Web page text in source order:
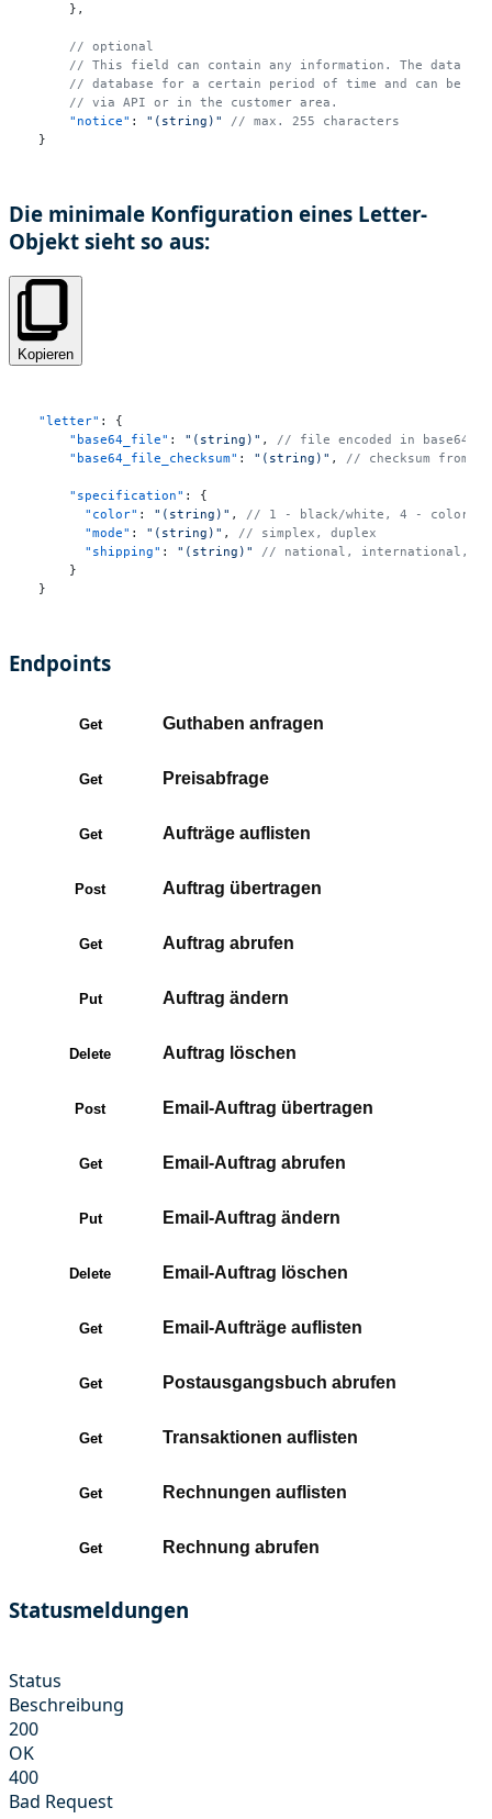
} ,
// optional
// This field can contain any information. The data is
// database for a certain period of time and can be
// via API or in the customer area.
"notice" : "(string)"
// max. 255 characters
}
Die minimale Konfiguration eines Letter-
Objekt sieht so aus:
Kopieren
"letter" :
{
"base64_file" : "(string)" ,
// file encoded in base64
"base64_file_checksum" : "(string)" , // checksum from
"specification" :
{
"color" : "(string)" ,
// 1 - black/white, 4 - color
"mode" : "(string)" ,
// simplex, duplex
"shipping" : "(string)"
// national, international,
}
}
Endpoints
Get Guthaben anfragen
Get Preisabfrage
Get Aufträge auflisten
Post Auftrag übertragen
Get Auftrag abrufen
Put Auftrag ändern
Delete Auftrag löschen
Post Email-Auftrag übertragen
Get Email-Auftrag abrufen
Put Email-Auftrag ändern
Delete Email-Auftrag löschen
Get Email-Aufträge auflisten
Get Postausgangsbuch abrufen
Get Transaktionen auflisten
Get Rechnungen auflisten
Get Rechnung abrufen
Statusmeldungen
Status
Beschreibung
200
OK
400
Bad Request